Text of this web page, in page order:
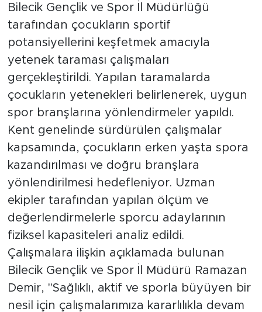
Bilecik Gençlik ve Spor İl Müdürlüğü
tarafından çocukların sportif
potansiyellerini keşfetmek amacıyla
yetenek taraması çalışmaları
gerçekleştirildi. Yapılan taramalarda
çocukların yetenekleri belirlenerek, uygun
spor branşlarına yönlendirmeler yapıldı.
Kent genelinde sürdürülen çalışmalar
kapsamında, çocukların erken yaşta spora
kazandırılması ve doğru branşlara
yönlendirilmesi hedefleniyor. Uzman
ekipler tarafından yapılan ölçüm ve
değerlendirmelerle sporcu adaylarının
fiziksel kapasiteleri analiz edildi.
Çalışmalara ilişkin açıklamada bulunan
Bilecik Gençlik ve Spor İl Müdürü Ramazan
Demir, "Sağlıklı, aktif ve sporla büyüyen bir
nesil için çalışmalarımıza kararlılıkla devam